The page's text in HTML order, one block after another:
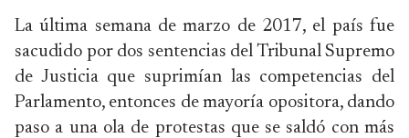
La última semana de marzo de 2017, el país fue
sacudido por dos sentencias del Tribunal Supremo
de Justicia que suprimían las competencias del
Parlamento, entonces de mayoría opositora, dando
paso a una ola de protestas que se saldó con más